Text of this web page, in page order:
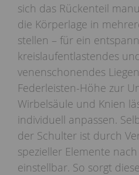
sich das Rückenteil
die Körperlage in
stellen – für ein
kreislaufentlastendes
venenschonendes
Federleisten-Höhe zur
Wirbelsäule und Knien
individuell anpassen.
der Schulter ist durch
spezieller Elemente
einstellbar. So sorgt